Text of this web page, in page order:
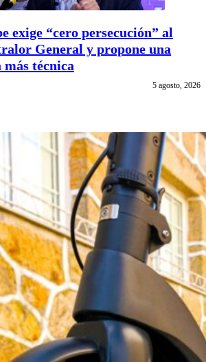
exige “cero persecución” al
General y propone una
técnica
5 agosto, 2026